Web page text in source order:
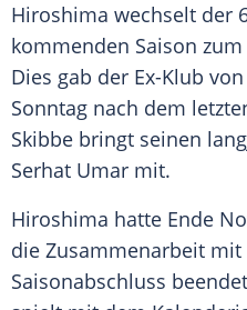
Hiroshima wechselt der
kommenden Saison
Dies gab der Ex-Klub
Sonntag nach dem
Skibbe bringt seinen
Serhat Umar mit.
Hiroshima hatte Ende
die Zusammenarbeit mit
Saisonabschluss